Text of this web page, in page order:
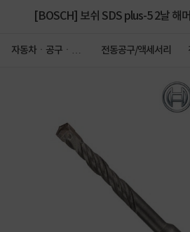
[BOSCH] 보쉬 SDS plus-5 2날 해
자동차ㆍ공구ㆍ안
전동공구/액세서리